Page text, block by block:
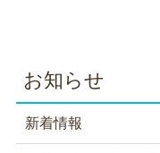
お知らせ
新着情報